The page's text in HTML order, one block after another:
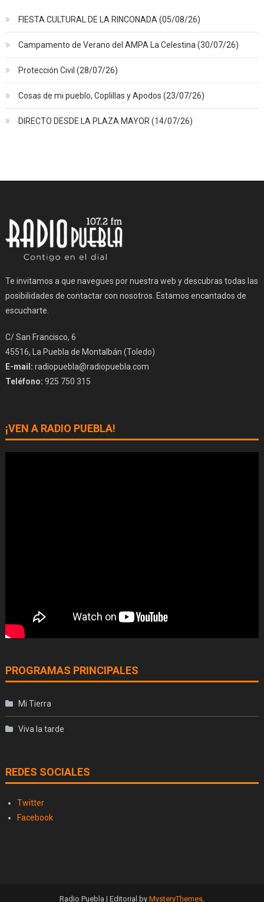
FIESTA CULTURAL DE LA RINCONADA (05/08/26)
Campamento de Verano del AMPA La Celestina (30/07/26)
Protección Civil (28/07/26)
Cosas de mi pueblo, Coplillas y Apodos (23/07/26)
DIRECTO DESDE LA PLAZA MAYOR (14/07/26)
Te invitamos a que navegues por nuestra web y descubras todas las
posibilidades de contactar con nosotros. Estamos encantados de
escucharte.
C/ San Francisco, 6
45516, La Puebla de Montalbán (Toledo)
E-mail: radiopuebla@radiopuebla.com
Teléfono: 925 750 315
¡VEN A RADIO PUEBLA!
PROGRAMAS PRINCIPALES
Mi Tierra
Viva la tarde
REDES SOCIALES
Twitter
Facebook
Radio Puebla | Editorial by MysteryThemes